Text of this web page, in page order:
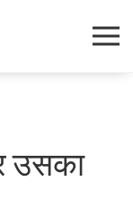
उसका